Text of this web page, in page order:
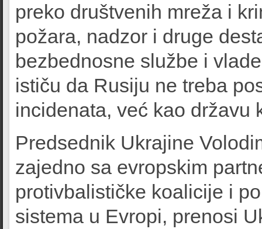
preko društvenih mreža i
požara, nadzor i druge
bezbednosne službe i
ističu da Rusiju ne treba
incidenata, već kao državu
Predsednik Ukrajine
zajedno sa evropskim
protivbalističke koalicije i
sistema u Evropi, prenosi